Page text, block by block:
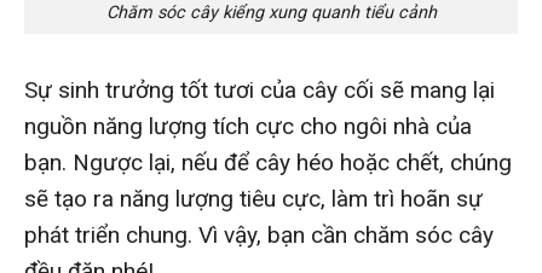
Chăm sóc cây kiểng xung quanh tiểu cảnh
Sự sinh trưởng tốt tươi của cây cối sẽ mang lại
nguồn năng lượng tích cực cho ngôi nhà của
bạn. Ngược lại, nếu để cây héo hoặc chết, chúng
sẽ tạo ra năng lượng tiêu cực, làm trì hoãn sự
phát triển chung. Vì vậy, bạn cần chăm sóc cây